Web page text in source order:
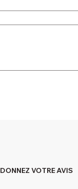
DONNEZ VOTRE AVIS